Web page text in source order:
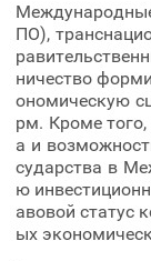
ПО),
ничество
ономическую
рм. Кроме
а и
сударства в
ю
авовой статус
ых